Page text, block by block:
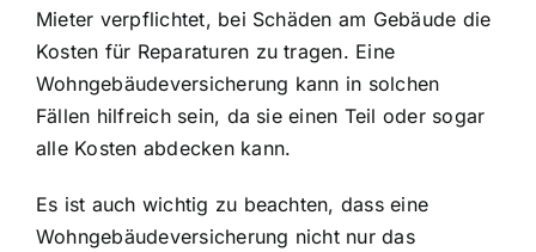
Mieter verpflichtet, bei Schäden am Gebäude die
Kosten für Reparaturen zu tragen. Eine
Wohngebäudeversicherung kann in solchen
Fällen hilfreich sein, da sie einen Teil oder sogar
alle Kosten abdecken kann.
Es ist auch wichtig zu beachten, dass eine
Wohngebäudeversicherung nicht nur das